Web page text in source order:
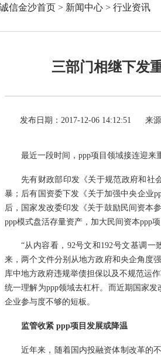
信金沙首页 > 新闻中心 > 行业资讯
三部门相继下发
发布日期：2017-12-06 14:12:51 来源
最近一段时间， ppp项目领域接连迎来
先有财政部印发《关于规范政府和社
暴；后有国资委下发《关于加强中央企业
后，国家发改委印发《关于鼓励民间资本
ppp模式盘活存量资产，加大民间资本ppp项
“从内容看，92号文和192号文基调
来，两个文件分别从地方政府和央企角度
库中地方政府违规举债担保以及不规范运
统一理解为ppp领域去杠杆。而近期国家
企业参与度不够的短板。
监管收紧 ppp项目发展或降温
近年来，随着国内投融资体制改革的